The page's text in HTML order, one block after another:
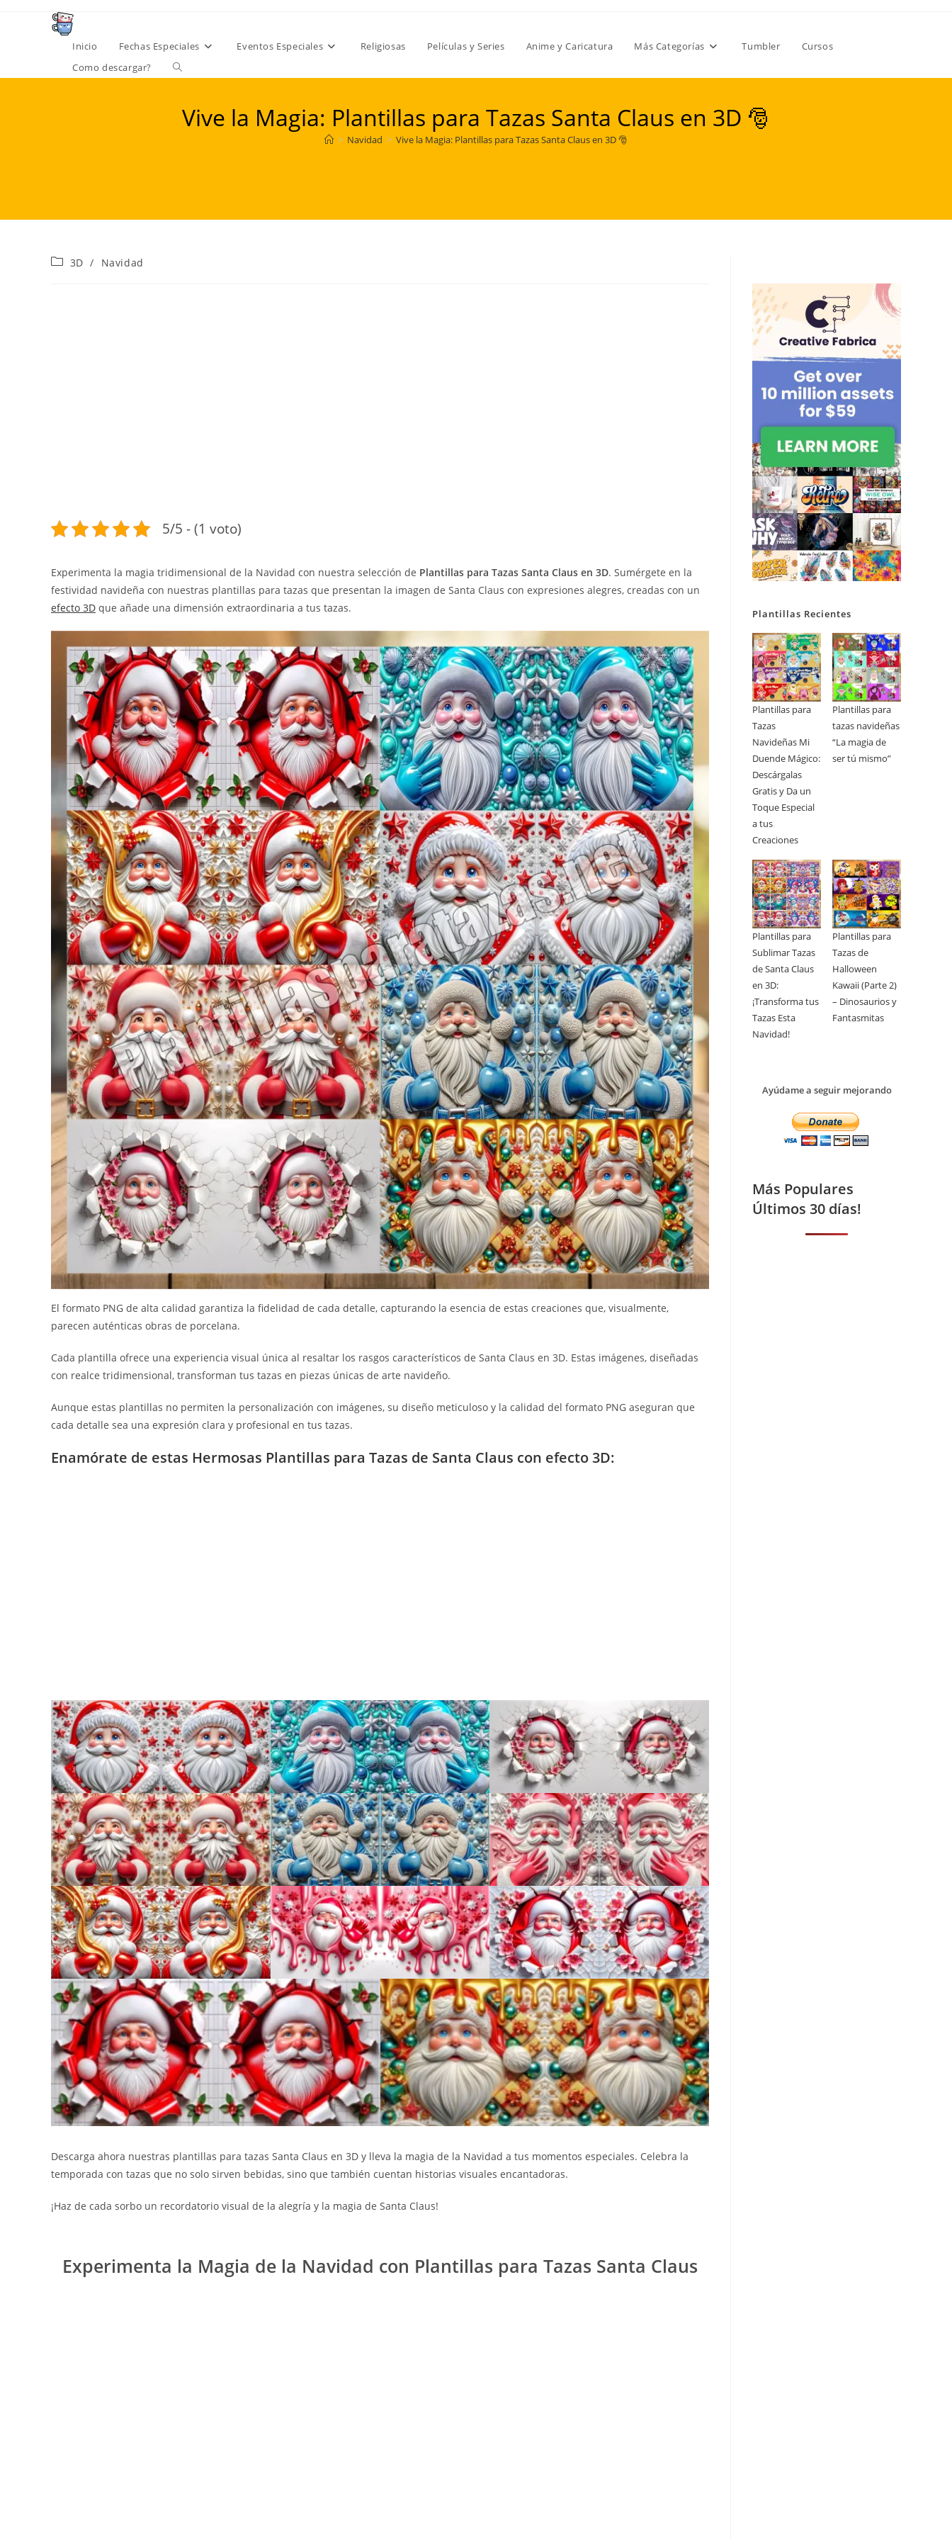
Inicio Fechas Especiales Eventos Especiales Religiosas Películas y Series Anime y Caricatura Más Categorías Tumbler
Cursos
Como descargar?
Alternar
deVive la Magia: Plantillas para Tazas Santa Claus en 3D 🎅
> Navidad > Vive la Magia: Plantillas para Tazas Santa Claus en 3D 🎅
Categoría
3D / Navidad
5/5 - (1 voto)
Experimenta la magia tridimensional de la Navidad con nuestra selección de Plantillas para Tazas Santa Claus en 3D. Sumérgete en la
festividad navideña con nuestras plantillas para tazas que presentan la imagen de Santa Claus con expresiones alegres, creadas con un
efecto 3D que añade una dimensión extraordinaria a tus tazas.
El formato PNG de alta calidad garantiza la fidelidad de cada detalle, capturando la esencia de estas creaciones que, visualmente,
parecen auténticas obras de porcelana.
Cada plantilla ofrece una experiencia visual única al resaltar los rasgos característicos de Santa Claus en 3D. Estas imágenes, diseñadas
con realce tridimensional, transforman tus tazas en piezas únicas de arte navideño.
Aunque estas plantillas no permiten la personalización con imágenes, su diseño meticuloso y la calidad del formato PNG aseguran que
cada detalle sea una expresión clara y profesional en tus tazas.
Enamórate de estas Hermosas Plantillas para Tazas de Santa Claus con efecto 3D:
Descarga ahora nuestras plantillas para tazas Santa Claus en 3D y lleva la magia de la Navidad a tus momentos especiales. Celebra la
temporada con tazas que no solo sirven bebidas, sino que también cuentan historias visuales encantadoras.
¡Haz de cada sorbo un recordatorio visual de la alegría y la magia de Santa Claus!
Experimenta la Magia de la Navidad con Plantillas para Tazas Santa Claus
Plantillas Recientes
Plantillas para
Tazas
Navideñas Mi
Duende Mágico:
Descárgalas
Gratis y Da un
Toque Especial
a tus
Creaciones
Plantillas para
tazas navideñas
“La magia de
ser tú mismo”
Plantillas para
Sublimar Tazas
de Santa Claus
en 3D:
¡Transforma tus
Tazas Esta
Navidad!
Plantillas para
Tazas de
Halloween
Kawaii (Parte 2)
– Dinosaurios y
Fantasmitas
Ayúdame a seguir mejorando
Más Populares
Últimos 30 días!